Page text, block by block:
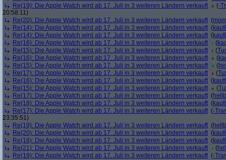
Re(19): Die Apple Watch wird ab 17. Juli in 3 weiteren Ländern verkauft
(-
20:58:11)
Re(20): Die Apple Watch wird ab 17. Juli in 3 weiteren Ländern verkauft (
Re(14): Die Apple Watch wird ab 17. Juli in 3 weiteren Ländern verkauft (
Re(14): Die Apple Watch wird ab 17. Juli in 3 weiteren Ländern verkauft (
Re(16): Die Apple Watch wird ab 17. Juli in 3 weiteren Ländern verkauft
(
Re(15): Die Apple Watch wird ab 17. Juli in 3 weiteren Ländern verkauft
(
Re(16): Die Apple Watch wird ab 17. Juli in 3 weiteren Ländern verkauft
(
Re(15): Die Apple Watch wird ab 17. Juli in 3 weiteren Ländern verkauft
(
Re(17): Die Apple Watch wird ab 17. Juli in 3 weiteren Ländern verkauft
(
Re(16): Die Apple Watch wird ab 17. Juli in 3 weiteren Ländern verkauft (
Re(15): Die Apple Watch wird ab 17. Juli in 3 weiteren Ländern verkauft
(
Re(17): Die Apple Watch wird ab 17. Juli in 3 weiteren Ländern verkauft (
Re(18): Die Apple Watch wird ab 17. Juli in 3 weiteren Ländern verkauft (
Re(17): Die Apple Watch wird ab 17. Juli in 3 weiteren Ländern verkauft (-
23:35:51)
Re(19): Die Apple Watch wird ab 17. Juli in 3 weiteren Ländern verkauft (
Re(20): Die Apple Watch wird ab 17. Juli in 3 weiteren Ländern verkauft (
Re(18): Die Apple Watch wird ab 17. Juli in 3 weiteren Ländern verkauft (
Re(21): Die Apple Watch wird ab 17. Juli in 3 weiteren Ländern verkauft
(
Re(19): Die Apple Watch wird ab 17. Juli in 3 weiteren Ländern verkauft (-